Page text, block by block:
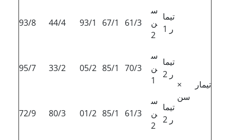
تیمار ×
سن
93/8 44/4 93/1 67/1 61/3
س
ن
2
تیما
ر 1
95/7 33/2 05/2 85/1 70/3
س
ن
1
تیما
ر 2
72/9 80/3 01/2 85/1 61/3
س
ن
2
تیما
ر 2